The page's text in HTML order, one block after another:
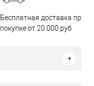
Бесплатная доставка при
покупке от 20 000 руб